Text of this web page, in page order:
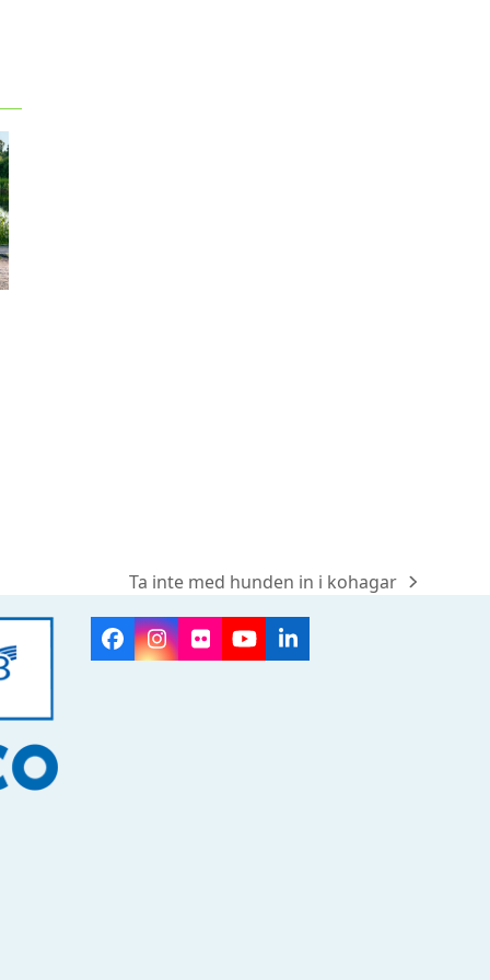
next
post:
Ta inte med hunden in i kohagar
Facebook
Instagram
FlickrYouTubeLinkedIn